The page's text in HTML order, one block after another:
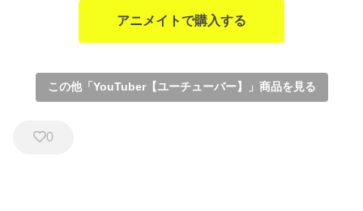
アニメイトで購入する
この他「YouTuber【ユーチューバー】」商品を見る
0